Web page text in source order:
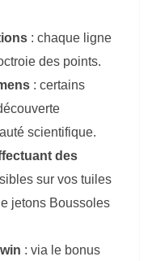
: chaque ligne
des points.
: certains
scientifique.
des
sur vos tuiles
jetons Boussoles
: via le bonus